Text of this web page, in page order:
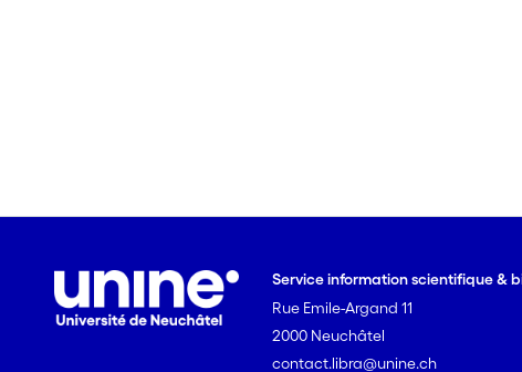
Service information scientifique &
Rue Emile-Argand 11
2000 Neuchâtel
contact.libra@unine.ch